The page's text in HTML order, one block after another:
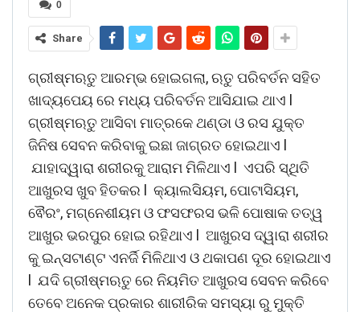
0
Share
ଗ୍ରୀଷ୍ମଋତୁ ଆରମ୍ଭ ହୋଇଗଲା, ଋତୁ ପରିବର୍ତନ ସହିତ
ଖାଦ୍ୟପେୟ ରେ ମଧ୍ୟ ପରିବର୍ତନ ଆସିଯାଇ ଥାଏ l
ଗ୍ରୀଷ୍ମଋତୁ ଆସିବା ମାତ୍ରକେ ଥଣ୍ଡା ଓ ରସ ଯୁକ୍ତ
ଜିନିଷ ସେବନ କରିବାକୁ ଇଛା ଜାଗ୍ରତ ହୋଇଥାଏ l
ଯାହାଦ୍ୱାରା ଶରୀରକୁ ଆରାମ ମିଳିଥାଏ l ଏପରି ସ୍ଥିତି
ଆଖୁରସ ଖୁବ ହିତକର l କ୍ୟାଲସିୟମ, ପୋଟାସିୟମ,
ଵୈରଂ, ମଗ୍ନେଶୀୟମ ଓ ଫସଫରସ ଭଳି ପୋଷାକ ତତ୍ୱ
ଆଖୁର ଭରପୁର ହୋଇ ରହିଥାଏ l ଆଖୁରସ ଦ୍ୱାରା ଶରୀର
କୁ ଇନ୍ସଟାଣ୍ଟ ଏନର୍ଜି ମିଳିଥାଏ ଓ ଥକାପଣ ଦୂର ହୋଇଥାଏ
l ଯଦି ଗ୍ରୀଷ୍ମଋତୁ ରେ ନିୟମିତ ଆଖୁରସ ସେବନ କରିବେ
ତେବେ ଅନେକ ପ୍ରକାର ଶାରୀରିକ ସମସ୍ୟା ରୁ ମୁକ୍ତି